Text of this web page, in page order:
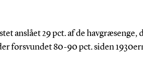
anslået 29 pct. af de havgræsenge,
forsvundet 80-90 pct. siden